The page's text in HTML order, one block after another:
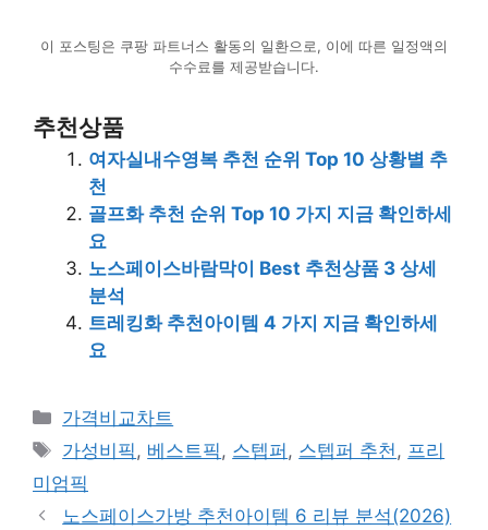
이 포스팅은 쿠팡 파트너스 활동의 일환으로, 이에 따른 일정액의
수수료를 제공받습니다.
추천상품
여자실내수영복 추천 순위 Top 10 상황별 추
천
골프화 추천 순위 Top 10 가지 지금 확인하세
요
노스페이스바람막이 Best 추천상품 3 상세
분석
트레킹화 추천아이템 4 가지 지금 확인하세
요
카
테
리
가격비교차트
태
그
가성비픽, 베스트픽, 스텝퍼 , 스텝퍼 추천, 프리
미엄픽
노스페이스가방 추천아이템 6 리뷰 분석(2026)